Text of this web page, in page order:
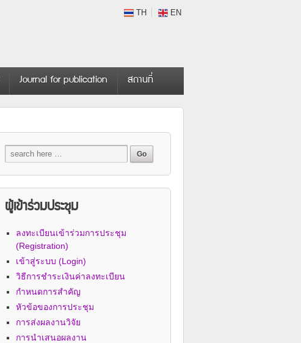
TH EN
Journal for publication สถานที่
ผู้เข้าร่วมประชุม
ลงทะเบียนเข้าร่วมการประชุม
(Registration)
เข้าสู่ระบบ (Login)
วิธีการชำระเงินค่าลงทะเบียน
กำหนดการสำคัญ
หัวข้อของการประชุม
การส่งผลงานวิจัย
การนำเสนอผลงาน